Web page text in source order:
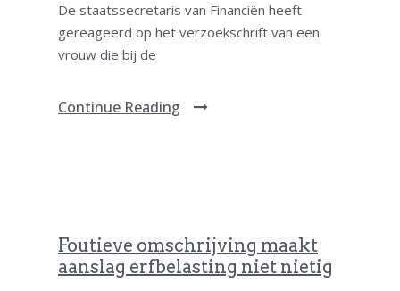
De staatssecretaris van Financiën heeft
gereageerd op het verzoekschrift van een
vrouw die bij de
Continue Reading
Foutieve omschrijving maakt
aanslag erfbelasting niet nietig